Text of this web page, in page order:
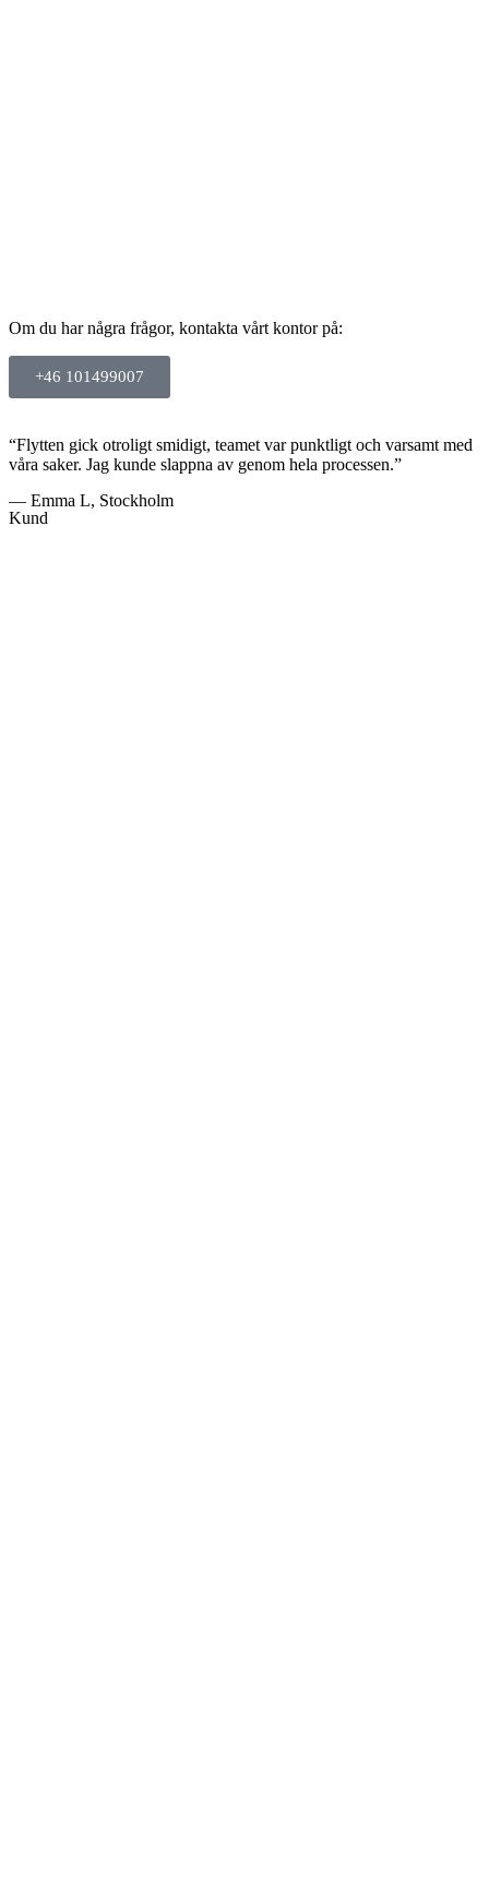
Om du har några frågor, kontakta vårt kontor på:
+46 101499007
“Flytten gick otroligt smidigt, teamet var punktligt och varsamt med
våra saker. Jag kunde slappna av genom hela processen.”
— Emma L, Stockholm
Kund